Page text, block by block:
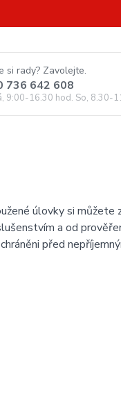
si rady? Zavolejte.
736 642 608
9:00-16.30 hod. So, 8.30-
úlovky si můžete
a od
před